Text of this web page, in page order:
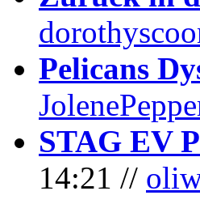
Pelicans
STAG EV
14:21 //